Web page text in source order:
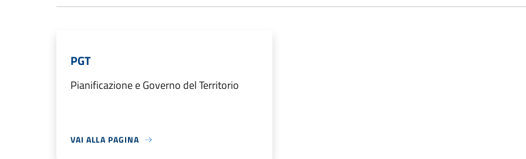
PGT
Pianificazione e Governo del Territorio
VAI ALLA PAGINA